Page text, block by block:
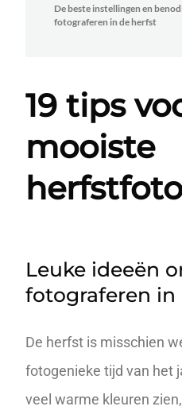
19 tips
mooiste
Leuke ideeën
fotograferen in
De herfst is misschien
fotogenieke tijd van het
veel warme kleuren
De beste instellingen en
fotograferen in de herfst